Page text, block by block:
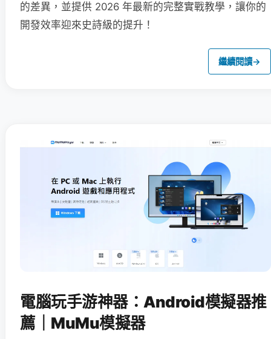
的差異，並提供 2026 年最新的完整實戰教學，讓你的
開發效率迎來史詩級的提升！
繼續閱讀→
電腦玩手游神器：Android模擬器推
薦｜MuMu模擬器